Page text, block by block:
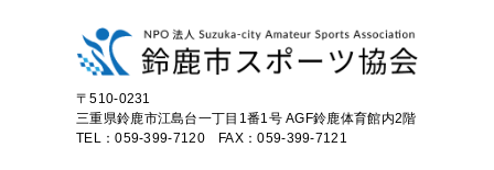
〒510-0231
三重県鈴鹿市江島台一丁目1番1号AGF鈴鹿体育館内2階
TEL：059-399-7120 FAX：059-399-7121